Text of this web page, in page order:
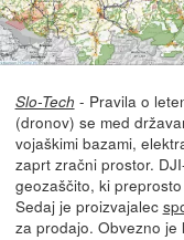
Slo-Tech - Pravila o
(dronov) se med
vojaškimi bazami,
zaprt zračni prostor.
geozaščito, ki
Sedaj je proizvajalec
za prodajo. Obvezno